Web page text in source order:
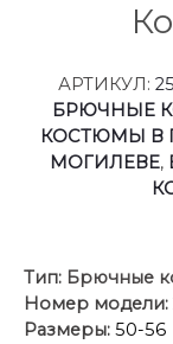
АРТИКУЛ:
БРЮЧНЫЕ
КОСТЮМЫ В
МОГИЛЕВЕ,
Тип: Брючные
Номер модели:
Размеры: 50-56